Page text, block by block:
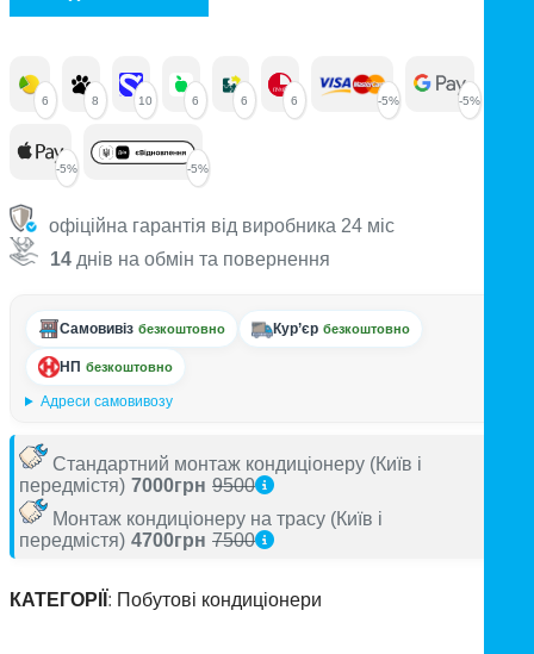
6 8 10 6 6 6 -5% -5%
-5% -5%
офіційна гарантія від виробника 24 міс
14 днів на обмін та повернення
Самовивіз безкоштовно Кур’єр безкоштовно
НП безкоштовно
Адреси самовивозу
Стандартний монтаж кондиціонеру (Київ і
передмістя) 7000грн 9500
Монтаж кондиціонеру на трасу (Київ і
передмістя) 4700грн 7500
КАТЕГОРІЇ : Побутові кондиціонери